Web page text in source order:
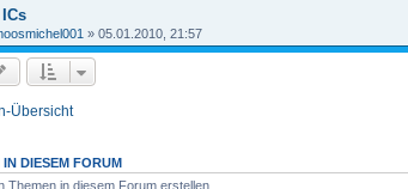
» 05.01.2010, 21:57
Übersicht
DIESEM FORUM
Themen in diesem Forum erstellen.